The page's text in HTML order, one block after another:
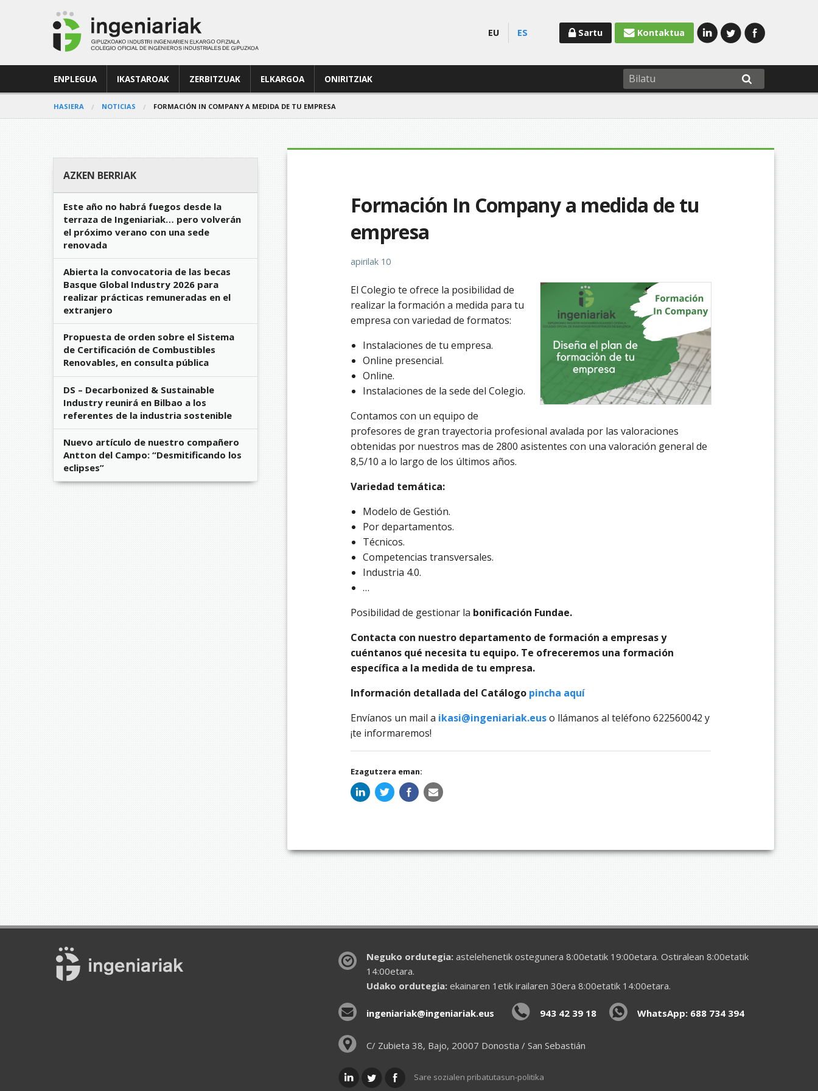
EU ES Kontaktua
Sartu
ENPLEGUA IKASTAROAK ZERBITZUAK ELKARGOA ONIRITZIAK
HASIERA NOTICIAS FORMACIÓN IN COMPANY A MEDIDA DE TU EMPRESA
Formación In Company a medida de tu
empresa
apirilak 10
El Colegio te ofrece la posibilidad de
realizar la formación a medida para tu
empresa con variedad de formatos:
Instalaciones de tu empresa.
Online presencial.
Online.
Instalaciones de la sede del Colegio.
Contamos con un equipo de
profesores de gran trayectoria profesional avalada por las valoraciones
obtenidas por nuestros mas de 2800 asistentes con una valoración general de
8,5/10 a lo largo de los últimos años.
Variedad temática:
Modelo de Gestión.
Por departamentos.
Técnicos.
Competencias transversales.
Industria 4.0.
…
Posibilidad de gestionar la bonificación Fundae.
Contacta con nuestro departamento de formación a empresas y
cuéntanos qué necesita tu equipo. Te ofreceremos una formación
específica a la medida de tu empresa.
Información detallada del Catálogo pincha aquí
Envíanos un mail a ikasi@ingeniariak.euso llámanos al teléfono 622560042 y
¡te informaremos!
Ezagutzera eman:
AZKEN BERRIAK
Este año no habrá fuegos desde la
terraza de Ingeniariak… pero volverán
el próximo verano con una sede
renovada
Abierta la convocatoria de las becas
Basque Global Industry 2026 para
realizar prácticas remuneradas en el
extranjero
Propuesta de orden sobre el Sistema
de Certificación de Combustibles
Renovables, en consulta pública
DS – Decarbonized & Sustainable
Industry reunirá en Bilbao a los
referentes de la industria sostenible
Nuevo artículo de nuestro compañero
Antton del Campo: “Desmitificando los
eclipses”
Neguko ordutegia:astelehenetik ostegunera 8:00etatik 19:00etara. Ostiralean 8:00etatik
14:00etara.
Udako ordutegia:ekainaren 1etik irailaren 30era 8:00etatik 14:00etara.
ingeniariak@ingeniariak.eus 943 42 39 18 WhatsApp: 688 734 394
C/ Zubieta 38, Bajo, 20007 Donostia / San Sebastián
Sare sozialen pribatutasun-politika